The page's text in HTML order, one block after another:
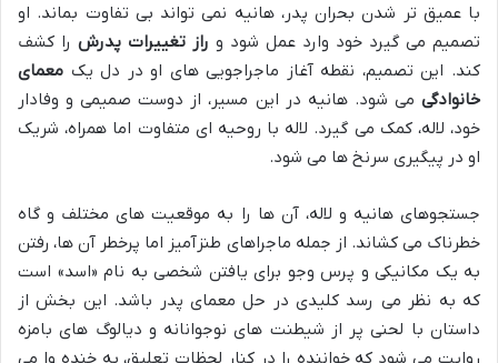
با عمیق تر شدن بحران پدر، هانیه نمی تواند بی تفاوت بماند. او
تصمیم می گیرد خود وارد عمل شود و راز تغییرات پدرش را کشف
کند. این تصمیم، نقطه آغاز ماجراجویی های او در دل یک معمای
خانوادگی می شود. هانیه در این مسیر، از دوست صمیمی و وفادار
خود، لاله، کمک می گیرد. لاله با روحیه ای متفاوت اما همراه، شریک
او در پیگیری سرنخ ها می شود.
جستجوهای هانیه و لاله، آن ها را به موقعیت های مختلف و گاه
خطرناک می کشاند. از جمله ماجراهای طنزآمیز اما پرخطر آن ها، رفتن
به یک مکانیکی و پرس وجو برای یافتن شخصی به نام «اسد» است
که به نظر می رسد کلیدی در حل معمای پدر باشد. این بخش از
داستان با لحنی پر از شیطنت های نوجوانانه و دیالوگ های بامزه
روایت می شود که خواننده را در کنار لحظات تعلیق، به خنده وا می